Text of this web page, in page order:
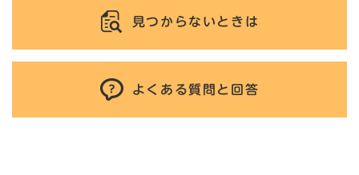
見つからないときは
よくある質問と回答